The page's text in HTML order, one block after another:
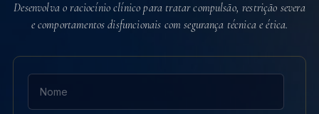
Desenvolva o raciocínio clínico para tratar compulsão, restrição severa
e comportamentos disfuncionais com segurança técnica e ética.